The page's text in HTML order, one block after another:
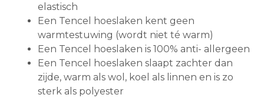
elastisch
Een Tencel hoeslaken kent geen
warmtestuwing (wordt niet té warm)
Een Tencel hoeslaken is 100% anti- allergeen
Een Tencel hoeslaken slaapt zachter dan
zijde, warm als wol, koel als linnen en is zo
sterk als polyester